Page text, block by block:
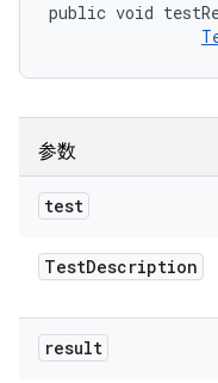
public void
参数
test
TestDescription
result